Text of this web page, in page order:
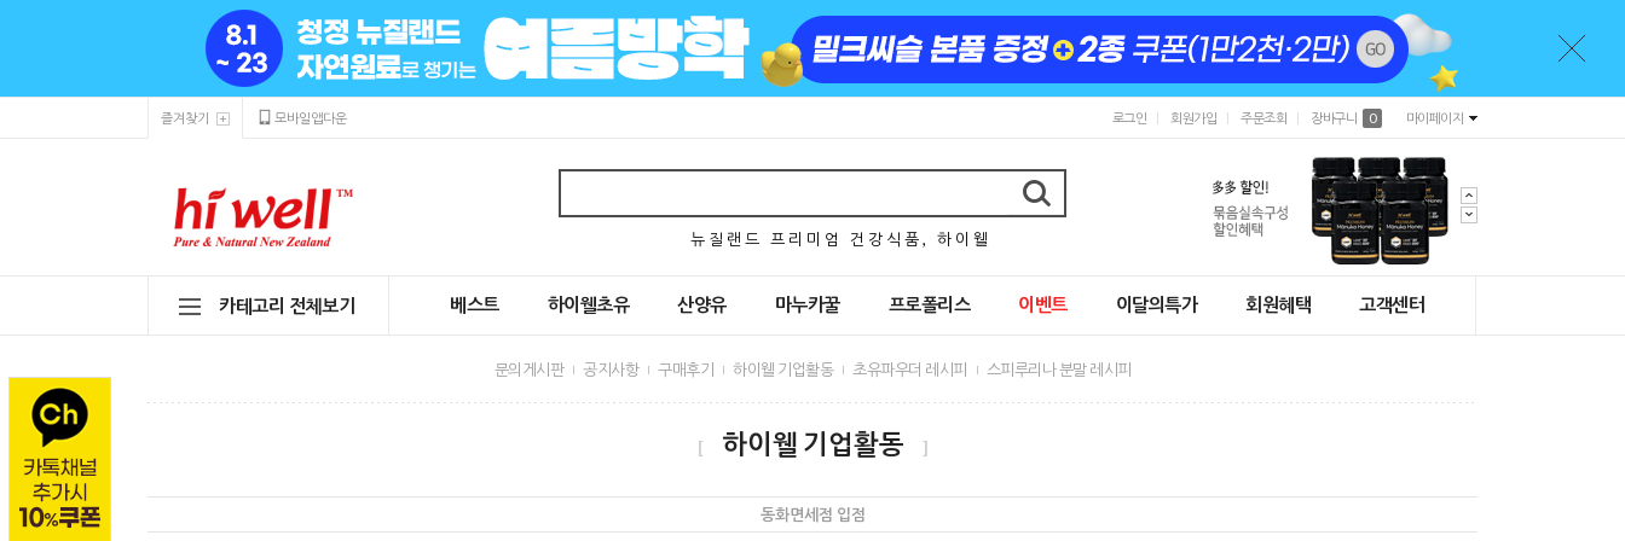
즐겨찾기 모바일앱다운 로그인 회원가입 주문조회 장바구니 0 마이페이지
뉴 질 랜 드 프 리 미 엄 건 강 식 품 , 하 이 웰
카테고리 전체보기 베스트 하이웰초유 산양유 마누카꿀 프로폴리스 이벤트 이달의특가 회원혜택 고객센터
문의게시판 공지사항 구매후기 하이웰 기업활동 초유파우더 레시피 스피루리나 분말 레시피
[ 하이웰 기업활동 ]
동화면세점 입점